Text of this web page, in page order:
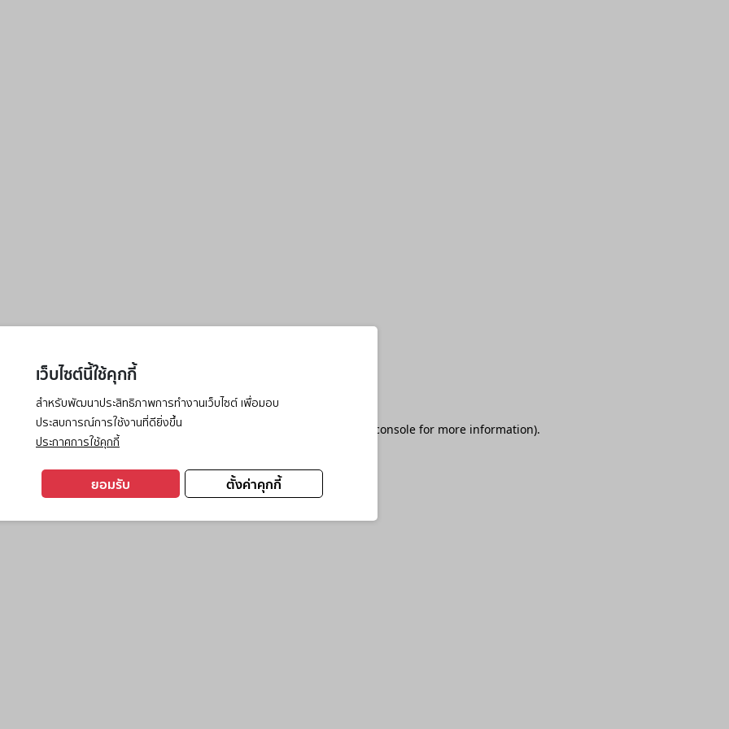
เว็บไซต์นี้ใช้คุกกี้
สำหรับพัฒนาประสิทธิภาพการทำงานเว็บไซต์ เพื่อมอบ
ประสบการณ์การใช้งานที่ดียิ่งขึ้น
ประกาศการใช้คุกกี้
ตั้งค่าคุกกี้
ยอมรับ
has occurred while loading browser console for more information).